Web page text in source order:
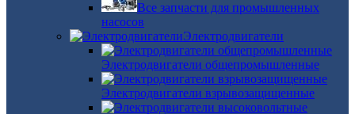
Все запчасти для промышленных
насосов
Электродвигатели
Электродвигатели общепромышленные
Электродвигатели взрывозащищенные